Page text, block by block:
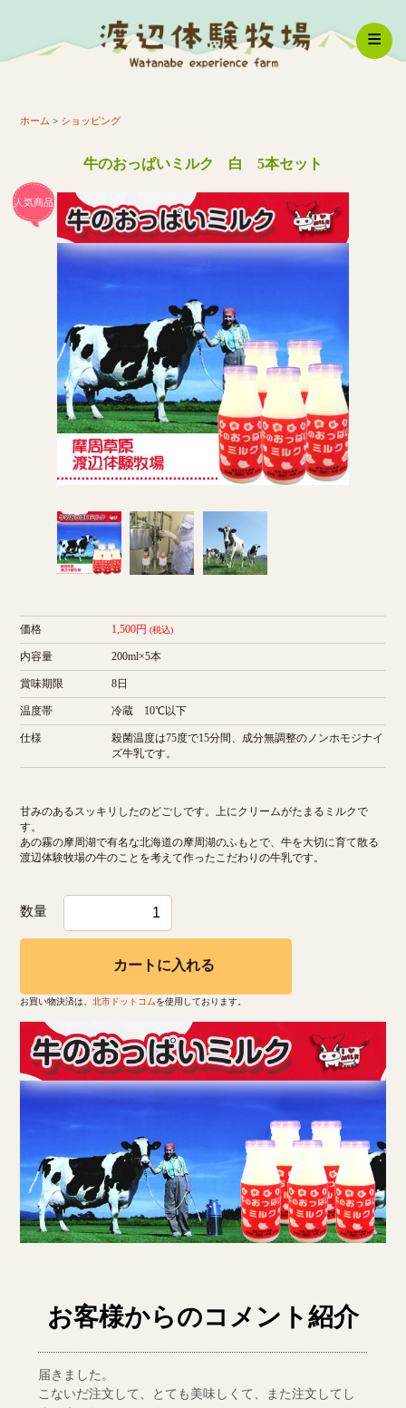
牧場紹介
ショッピング
メニュー
スタッフ紹介
ホーム > ショッピング
牛のおっぱいミルク 白 5本セット
人気商品
価格 1,500円(税込)
内容量 200ml×5本
賞味期限 8日
温度帯 冷蔵 10℃以下
仕様
殺菌温度は75度で15分間、成分無調整のノンホモジナイ
ズ牛乳です。
甘みのあるスッキリしたのどごしです。上にクリームがたまるミルクで
す。
あの霧の摩周湖で有名な北海道の摩周湖のふもとで、牛を大切に育て散る
渡辺体験牧場の牛のことを考えて作ったこだわりの牛乳です。
数量
カートに入れる
お買い物決済は、北市ドットコムを使用しております。